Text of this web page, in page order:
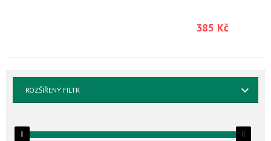
385 Kč
ROZŠÍŘENÝ FILTR